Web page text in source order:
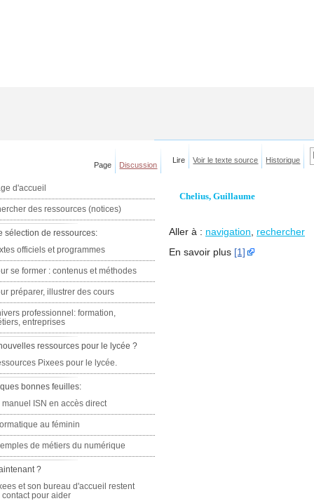
Chelius, Guillaume
Aller à : navigation
rechercher
En savoir plus [1]
Page Discussion
Lire Voir le texte source Historique
d'accueil
des ressources (notices)
sélection de ressources:
officiels et programmes
se former : contenus et méthodes
préparer, illustrer des cours
professionnel: formation,
entreprises
ressources pour le lycée ?
Pixees pour le lycée.
bonnes feuilles:
manuel ISN en accès direct
au féminin
de métiers du numérique
?
et son bureau d'accueil restent
contact pour aider